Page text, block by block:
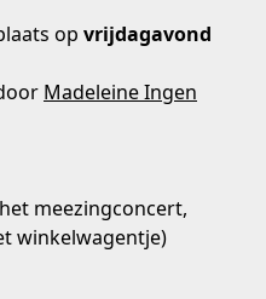
op vrijdagavond
Madeleine Ingen
meezingconcert,
winkelwagentje)